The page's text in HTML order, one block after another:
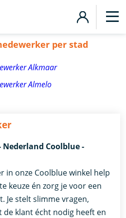
per stad
Alkmaar
Almelo
Coolblue -
in onze Coolblue winkel help
keuze én zorg je voor een
Je stelt slimme vragen,
klant écht nodig heeft en